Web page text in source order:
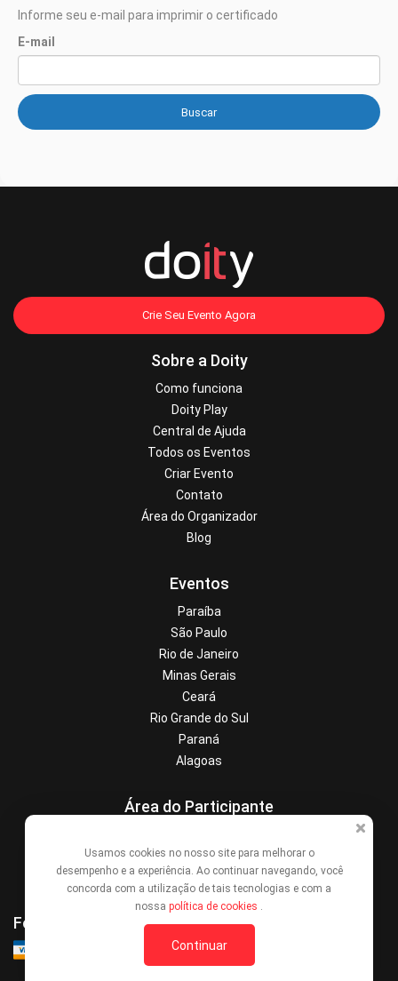
Informe seu e-mail para imprimir o certificado
E-mail
Buscar
Crie Seu Evento Agora
Sobre a Doity
Como funciona
Doity Play
Central de Ajuda
Todos os Eventos
Criar Evento
Contato
Área do Organizador
Blog
Eventos
Paraíba
São Paulo
Rio de Janeiro
Minas Gerais
Ceará
Rio Grande do Sul
Paraná
Alagoas
Área do Participante
Denunciar este evento
Contato
Formas de Pagamento
Usamos cookies no nosso site para melhorar o
desempenho e a experiência. Ao continuar navegando, você
concorda com a utilização de tais tecnologias e com a
nossa política de cookies .
Continuar